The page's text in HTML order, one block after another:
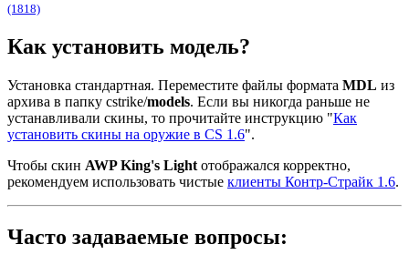
(1818)
Как установить модель?
Установка стандартная. Переместите файлы формата MDL из
архива в папку cstrike/models. Если вы никогда раньше не
устанавливали скины, то прочитайте инструкцию "Как
установить скины на оружие в CS 1.6".
Чтобы скин AWP King's Light отображался корректно,
рекомендуем использовать чистые клиенты Контр-Страйк 1.6.
Часто задаваемые вопросы: